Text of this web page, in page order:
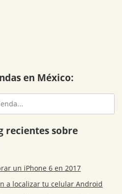
en México:
recientes sobre
un iPhone 6 en 2017
a localizar tu celular Android